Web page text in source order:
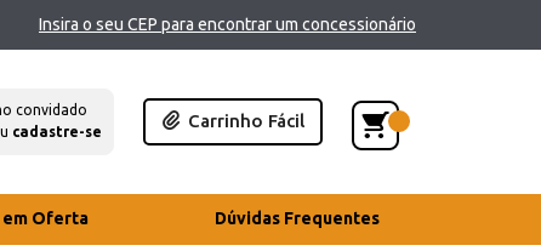
Insira o seu CEP para encontrar um concessionário
convidado
cadastre-se
Carrinho Fácil
em Oferta Dúvidas Frequentes